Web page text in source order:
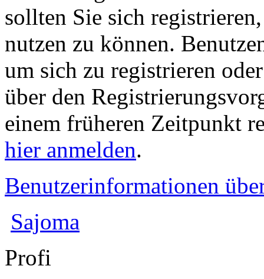
sollten Sie sich
nutzen zu können.
um sich zu registrieren
über den
einem früheren Zeitpunkt
hier anmelden.
Benutzerinformationen
Sajoma
Profi